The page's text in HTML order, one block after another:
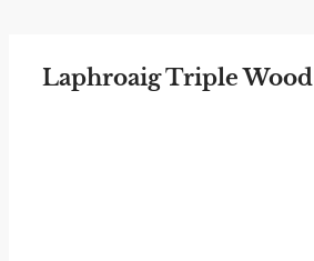
Laphroaig Triple Wood